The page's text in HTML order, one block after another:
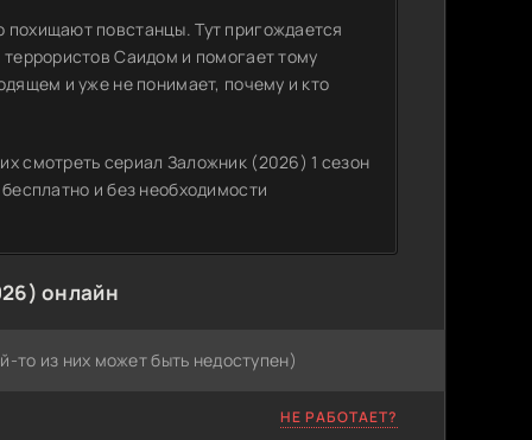
повстанцы. Тут пригождается
Саидом и помогает тому
и уже не понимает, почему и кто
смотреть сериал Заложник (2026) 1 сезон
и без необходимости
онлайн
то из них может быть недоступен)
НЕ РАБОТАЕТ?